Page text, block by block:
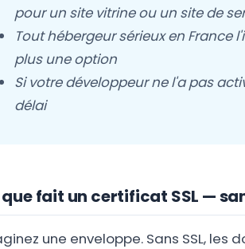
pour un site vitrine ou un site de
Tout hébergeur sérieux en
plus une option
Si votre développeur ne l'a pas
délai
que fait un certificat SSL —
une enveloppe. Sans SSL,